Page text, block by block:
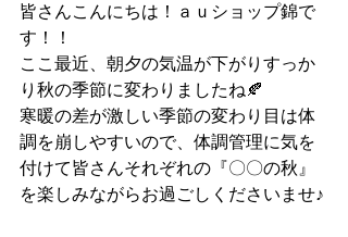
皆さんこんにちは！ａｕショップ錦で
す！！
ここ最近、朝夕の気温が下がりすっか
り秋の季節に変わりましたね🍂
寒暖の差が激しい季節の変わり目は体
調を崩しやすいので、体調管理に気を
付けて皆さんそれぞれの『〇〇の秋』
を楽しみながらお過ごしくださいませ♪